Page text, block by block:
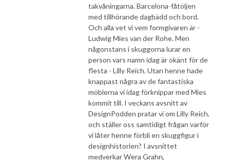
takvåningarna. Barcelona-fåtöljen
med tillhörande dagbädd och bord.
Och alla vet vi vem formgivaren är -
Ludwig Mies van der Rohe. Men
någonstans i skuggorna lurar en
person vars namn idag är okänt för de
flesta - Lilly Reich. Utan henne hade
knappast några av de fantastiska
möblerna vi idag förknippar med Mies
kommit till. I veckans avsnitt av
DesignPodden pratar vi om Lilly Reich,
och ställer oss samtidigt frågan varför
vi låter henne förbli en skuggfigur i
designhistorien? I avsnittet
medverkar Wera Grahn,